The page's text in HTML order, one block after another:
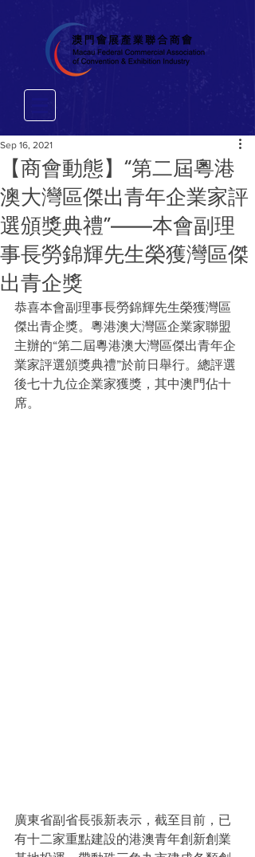
【商會動態】“第二屆粵港
澳大灣區傑出青年企業家評
選頒獎典禮”——本會副理
事長勞錦輝先生榮獲灣區傑
出青企獎
Sep 16, 2021
恭喜本會副理事長勞錦輝先生榮獲灣區
傑出青企獎。粵港澳大灣區企業家聯盟
主辦的“第二屆粵港澳大灣區傑出青年企
業家評選頒獎典禮”於前日舉行。總評選
後七十九位企業家獲獎，其中澳門佔十
席。
廣東省副省長張新表示，截至目前，已
有十二家重點建設的港澳青年創新創業